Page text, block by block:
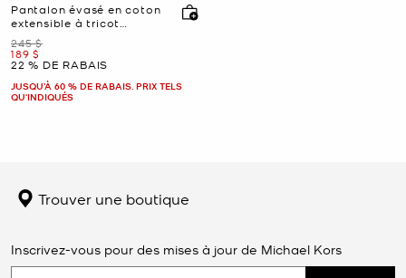
Pantalon évasé en coton
extensible à tricot
extensible ouvert
était
245 $
maintenant
189 $
22 % DE RABAIS
JUSQU’À 60 % DE RABAIS. PRIX TELS
QU'INDIQUÉS
Trouver une boutique
Inscrivez-vous pour des mises à jour de Michael Kors